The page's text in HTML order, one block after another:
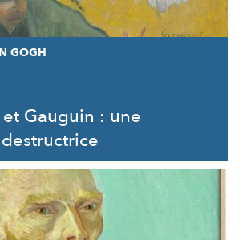
GOGH
Gauguin : une